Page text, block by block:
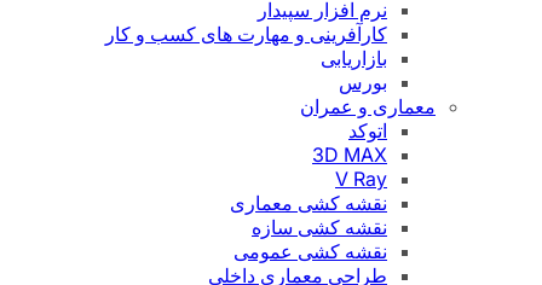
نرم افزار سپیدار
کارآفرینی و مهارت های کسب و کار
بازاریابی
بورس
معماری و عمران
اتوکد
3D MAX
V Ray
نقشه کشی معماری
نقشه کشی سازه
نقشه کشی عمومی
طراحی معماری داخلی